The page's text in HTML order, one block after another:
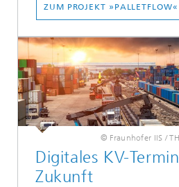
ZUM PROJEKT »PALLETFLOW«
© Fraunhofer IIS /
Digitales KV-
Zukunft